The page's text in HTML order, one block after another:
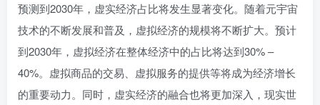
预测到2030年，虚实经济占比将发生显著变化。随着元宇宙
技术的不断发展和普及，虚拟经济的规模将不断扩大。预计
到2030年，虚拟经济在整体经济中的占比将达到30% –
40%。虚拟商品的交易、虚拟服务的提供等将成为经济增长
的重要动力。同时，虚实经济的融合也将更加深入，现实世